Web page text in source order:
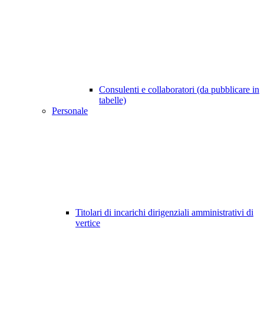
Consulenti e collaboratori (da pubblicare in
tabelle)
Personale
Titolari di incarichi dirigenziali amministrativi di
vertice